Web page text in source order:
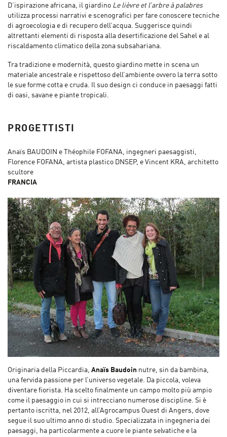
D’ispirazione africana, il giardino Le lièvre et l’arbre à palabres
utilizza processi narrativi e scenografici per fare conoscere tecniche
di agroecologia e di recupero dell’acqua. Suggerisce quindi
altrettanti elementi di risposta alla desertificazione del Sahel e al
riscaldamento climatico della zona subsahariana.
Tra tradizione e modernità, questo giardino mette in scena un
materiale ancestrale e rispettoso dell’ambiente ovvero la terra sotto
le sue forme cotta e cruda. Il suo design ci conduce in paesaggi fatti
di oasi, savane e piante tropicali.
PROGETTISTI
Anaïs BAUDOIN e Théophile FOFANA, ingegneri paesaggisti,
Florence FOFANA, artista plastico DNSEP, e Vincent KRA, architetto
scultore
FRANCIA
Originaria della Piccardia, Anaïs Baudoin nutre, sin da bambina,
una fervida passione per l’universo vegetale. Da piccola, voleva
diventare fiorista. Ha scelto finalmente un campo molto più ampio
come il paesaggio in cui si intrecciano numerose discipline. Si è
pertanto iscritta, nel 2012, all’Agrocampus Ouest di Angers, dove
segue il suo ultimo anno di studio. Specializzata in ingegneria dei
paesaggi, ha particolarmente a cuore le piante selvatiche e la